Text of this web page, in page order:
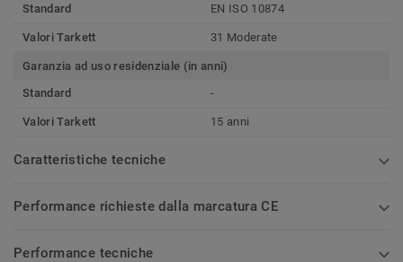
Standard
EN ISO 10874
Valori Tarkett 31 Moderate
Garanzia ad uso residenziale (in anni)
Standard
-
Valori Tarkett 15 anni
Caratteristiche tecniche
Performance richieste dalla marcatura CE
Performance tecniche